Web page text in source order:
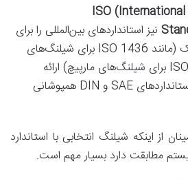
ISO
ISO نیز استانداردهای بین‌المللی را برای
شیلنگ‌های هیدرولیک (مانند ISO 1436 برای شیلنگ‌های
بافته شده و ISO 3862 برای شیلنگ‌های مارپیچ) ارائه
می‌دهد که اغلب با استانداردهای SAE و DIN همپوشانی
از اینکه شیلنگ انتخابی با استاندارد
مطابقت دارد بسیار مهم است.